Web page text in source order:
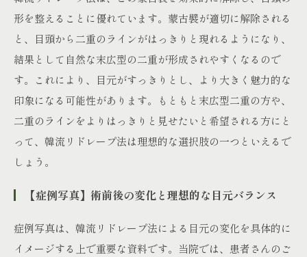
形を整えることに優れています。蒙古襞が適切に解除される
と、目頭から二重のラインがはっきりと現れるようになり、
結果として自然な末広型の二重が形成されやすくなるので
す。これにより、目元がすっきりとし、より大きく魅力的な
印象になる可能性があります。もともと末広型二重の方や、
二重のラインをよりはっきりと見せたいと希望される方にと
って、韓流リドレープ法は理想的な選択肢の一つといえるで
しょう。
【症例写真】術前後の変化と理想的な目元バランス
症例写真は、韓流リドレープ法による目元の変化を具体的に
イメージする上で重要な資料です。当院では、患者さんのご